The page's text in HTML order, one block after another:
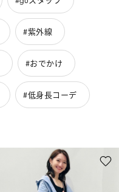
#紫外線
#おでかけ
#低身長コーデ